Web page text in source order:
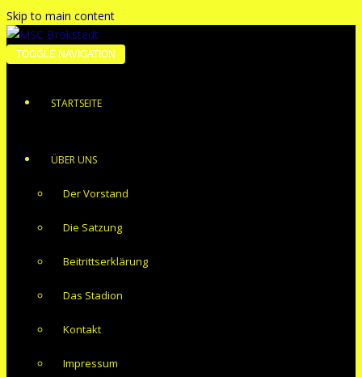
Skip to main content
TOGGLE NAVIGATION
STARTSEITE
ÜBER UNS
Der Vorstand
Die Satzung
Beitrittserklärung
Das Stadion
Kontakt
Impressum